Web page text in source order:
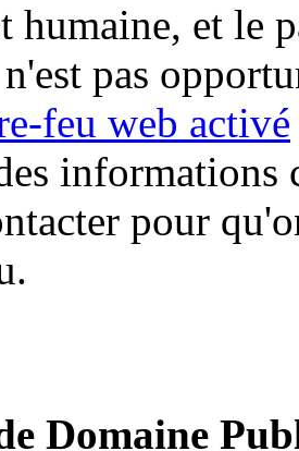
humaine, et le
pas
feu web activé
informations
pour
Domaine